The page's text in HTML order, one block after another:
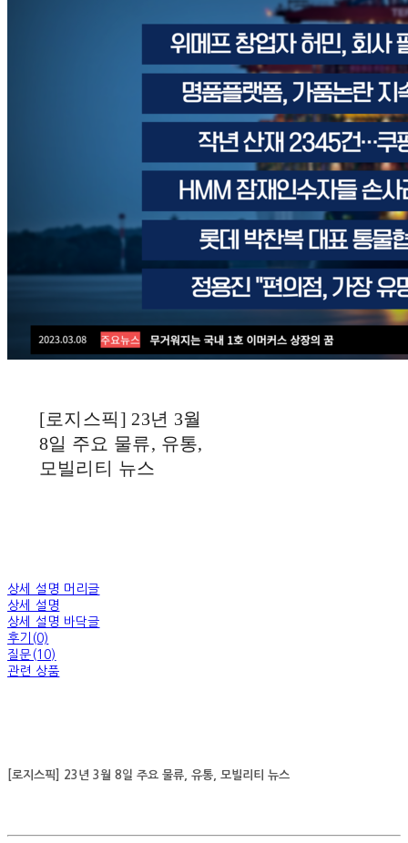
[로지스픽] 23년 3월
8일 주요 물류, 유통,
모빌리티 뉴스
상세 설명 머리글
상세 설명
상세 설명 바닥글
후기(0)
질문(10)
관련 상품
[로지스픽] 23년 3월 8일 주요 물류, 유통, 모빌리티 뉴스